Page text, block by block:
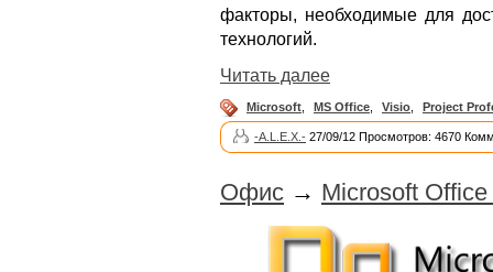
факторы, необходимые для
технологий.
Читать далее
Microsoft MS Office Visio Project
-A.L.E.X.- 27/09/12 Просмотров: 4670
Офис → Microsoft